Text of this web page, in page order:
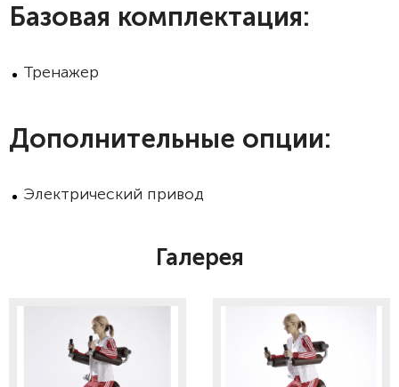
Базовая комплектация:
Тренажер
Дополнительные опции:
Электрический привод
Галерея